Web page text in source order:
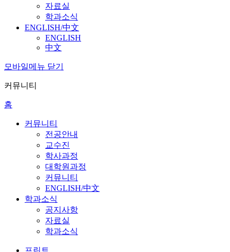
자료실
학과소식
ENGLISH/中文
ENGLISH
中文
모바일메뉴 닫기
커뮤니티
홈
커뮤니티
전공안내
교수진
학사과정
대학원과정
커뮤니티
ENGLISH/中文
학과소식
공지사항
자료실
학과소식
프린트